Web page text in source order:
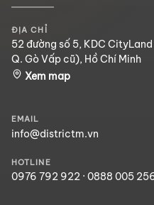
ĐỊA CHỈ
52 đường số 5, KDC
Q. Gò Vấp cũ), Hồ Chí Minh
Xem map
EMAIL
info@districtm.vn
HOTLINE
0976 792 922 · 0888 005